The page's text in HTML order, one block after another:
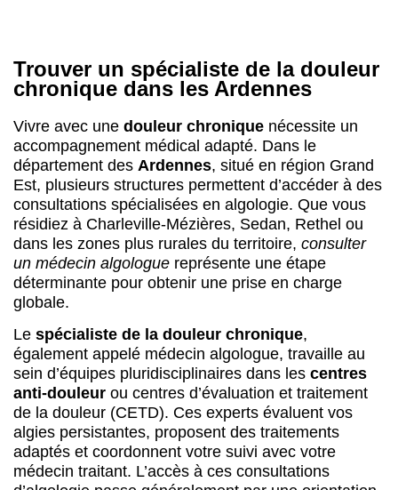
Trouver un spécialiste de la douleur
chronique dans les Ardennes
Vivre avec une douleur chronique nécessite un
accompagnement médical adapté. Dans le
département des Ardennes, situé en région Grand
Est, plusieurs structures permettent d’accéder à des
consultations spécialisées en algologie. Que vous
résidiez à Charleville-Mézières, Sedan, Rethel ou
dans les zones plus rurales du territoire, consulter
un médecin algologue représente une étape
déterminante pour obtenir une prise en charge
globale.
Le spécialiste de la douleur chronique,
également appelé médecin algologue, travaille au
sein d’équipes pluridisciplinaires dans les centres
anti-douleur ou centres d’évaluation et traitement
de la douleur (CETD). Ces experts évaluent vos
algies persistantes, proposent des traitements
adaptés et coordonnent votre suivi avec votre
médecin traitant. L’accès à ces consultations